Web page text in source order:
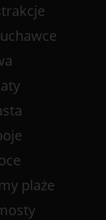
plaże